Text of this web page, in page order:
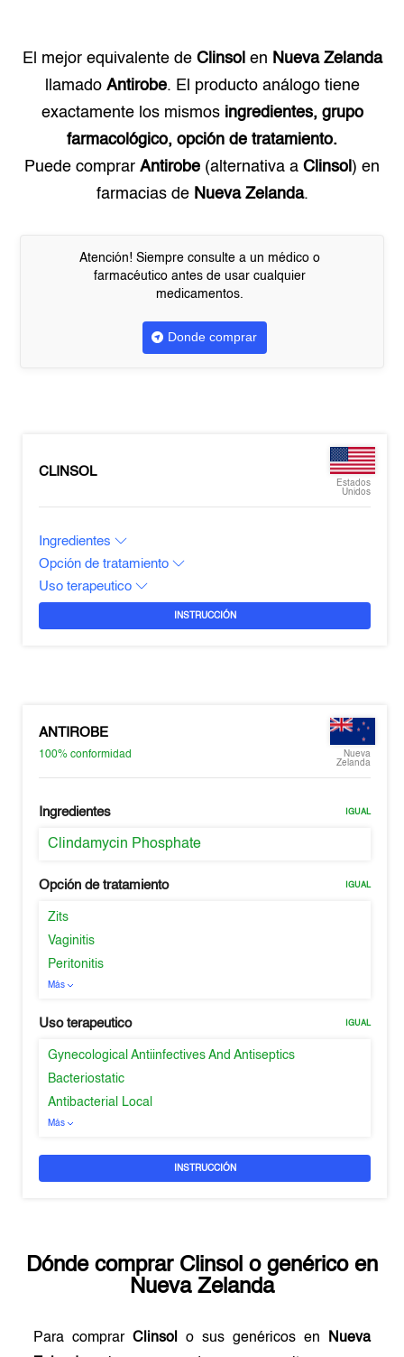
El mejor equivalente de Clinsol en Nueva Zelanda
llamado Antirobe. El producto análogo tiene
exactamente los mismos ingredientes, grupo
farmacológico, opción de tratamiento.
Puede comprar Antirobe (alternativa a Clinsol ) en
farmacias de Nueva Zelanda.
Atención! Siempre consulte a un médico o
farmacéutico antes de usar cualquier
medicamentos.
Donde comprar
CLINSOL
Estados
Unidos
Ingredientes
Opción de tratamiento
Uso terapeutico
INSTRUCCIÓN
ANTIROBE
100%conformidad
Nueva
Zelanda
Ingredientes IGUAL
Clindamycin Phosphate
Opción de tratamiento IGUAL
Zits
Vaginitis
Peritonitis
Más
Uso terapeutico IGUAL
Gynecological Antiinfectives And Antiseptics
Bacteriostatic
Antibacterial Local
Más
INSTRUCCIÓN
Dónde comprar Clinsol o genérico en
Nueva Zelanda
Para comprarClinsol o sus genéricos en
Nueva